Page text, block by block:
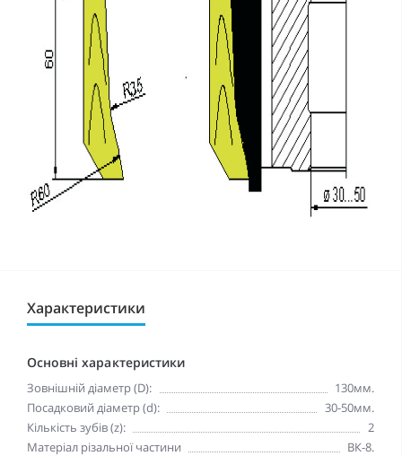
Характеристики
Основні характеристики
Зовнішній діаметр (D):
130мм.
Посадковий діаметр (d):
30-50мм.
Кількість зубів (z):
2
Матеріал різальної частини
ВК-8.